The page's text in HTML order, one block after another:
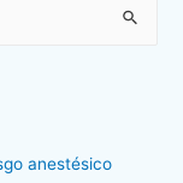
anestésico